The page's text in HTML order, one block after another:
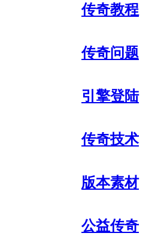
传奇教程
传奇问题
引擎登陆
传奇技术
版本素材
公益传奇